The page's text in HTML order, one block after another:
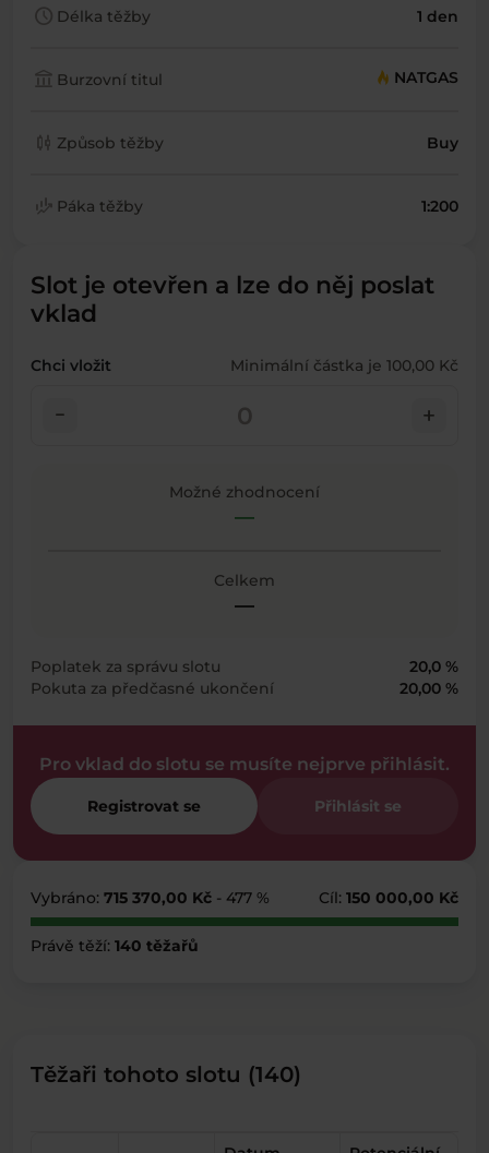
schedule Délka těžby 1 den
account_balance Burzovní titul NATGAS
candlestick_chart Způsob těžby Buy
finance_mode Páka těžby 1:200
Slot je otevřen a lze do něj poslat
vklad
Chci vložit Minimální částka je 100,00 Kč
check_indeterminate_small add
Možné zhodnocení
—
Celkem
—
Poplatek za správu slotu
20,0 %
Pokuta za předčasné ukončení
20,00 %
Pro vklad do slotu se musíte nejprve přihlásit.
Registrovat se Přihlásit se
Vybráno: 715 370,00 Kč - 477 % Cíl: 150 000,00 Kč
Právě těží: 140 těžařů
Těžaři tohoto slotu (140)